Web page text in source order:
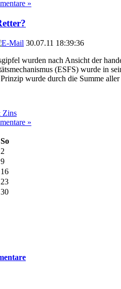
»
30.07.11 18:39:36
wurden nach Ansicht der
(ESFS) wurde in
wurde durch die Summe
Zins
»
So
2
9
16
23
30